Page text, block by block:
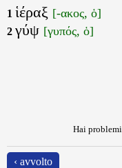
1 ἱέραξ [-ακος, ὁ]
2 γύψ [γυπός, ὁ]
Hai
‹ avvolto